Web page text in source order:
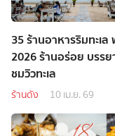
35 ร้านอาหารริมทะเ
2026 ร้านอร่อย บรร
ชมวิวทะเล
ร้านดัง 10 เม.ย. 69